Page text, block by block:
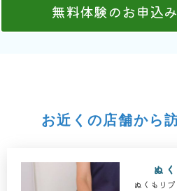
無料体験のお申込
お近くの店舗から
ぬ
ぬくもり